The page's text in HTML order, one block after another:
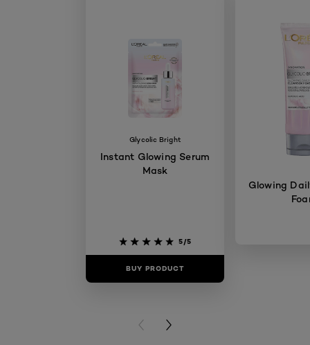
Glycolic Bright
Instant Glowing Serum
Mask
5/5
BUY PRODUCT
Glowing
PREVIOUS CARD
NEXT CARD